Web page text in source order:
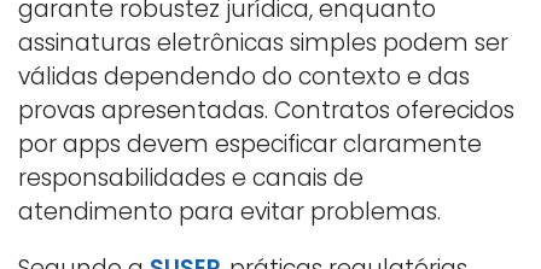
garante robustez jurídica, enquanto
assinaturas eletrônicas simples podem ser
válidas dependendo do contexto e das
provas apresentadas. Contratos oferecidos
por apps devem especificar claramente
responsabilidades e canais de
atendimento para evitar problemas.